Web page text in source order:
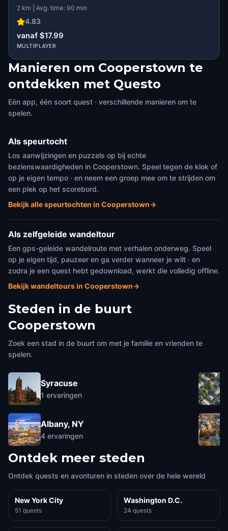
2 km | Avg. time: 90 min
4.83
vanaf $17.99
MULTIPLAYER
Manieren om Cooperstown te
ontdekken met Questo
Eén app, één soort quest · verschillende manieren om te
spelen.
Als speurtocht
Los aanwijzingen en puzzels op bij echte
bezienswaardigheden in Cooperstown. Speel tegen de klok of
op je eigen tempo · en neem een groep mee om te strijden om
een plek op het scorebord.
Bekijk alle speurtochten in Cooperstown→
Als zelfgeleide wandeltour
Een gps-geleide wandelroute met verhalen onderweg. Speel
op je eigen tijd, pauzeer en ga verder wanneer je wilt · en
zodra je een quest hebt gedownload, werkt die volledig offline.
Bekijk wandeltours in Cooperstown→
Steden in de buurt
Cooperstown
Zoek een stad in de buurt om met je familie en vrienden te
spelen.
Syracuse
1 ervaringen
Albany, NY
4 ervaringen
Ontdek meer steden
Ontdek quests en avonturen in steden over de hele wereld
New York City
51 quests
Washington D.C.
24 quests